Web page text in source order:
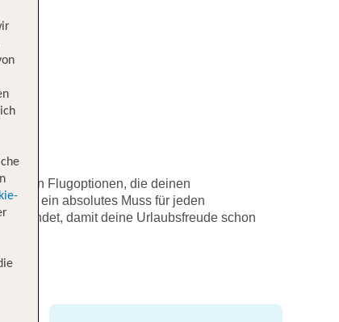
von Flugoptionen, die deinen
ist ein absolutes Muss für jeden
damit deine Urlaubsfreude schon